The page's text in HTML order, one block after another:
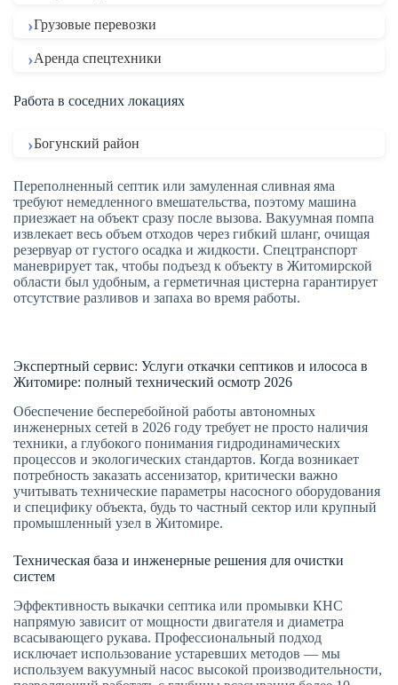
Грузовые перевозки
Аренда спецтехники
Работа в соседних локациях
Богунский район
Переполненный септик или замуленная сливная яма
требуют немедленного вмешательства, поэтому машина
приезжает на объект сразу после вызова. Вакуумная помпа
извлекает весь объем отходов через гибкий шланг, очищая
резервуар от густого осадка и жидкости. Спецтранспорт
маневрирует так, чтобы подъезд к объекту в Житомирской
области был удобным, а герметичная цистерна гарантирует
отсутствие разливов и запаха во время работы.
Экспертный сервис: Услуги откачки септиков и илососа в
Житомире: полный технический осмотр 2026
Обеспечение бесперебойной работы автономных
инженерных сетей в 2026 году требует не просто наличия
техники, а глубокого понимания гидродинамических
процессов и экологических стандартов. Когда возникает
потребность заказать ассенизатор, критически важно
учитывать технические параметры насосного оборудования
и специфику объекта, будь то частный сектор или крупный
промышленный узел в Житомире.
Техническая база и инженерные решения для очистки
систем
Эффективность выкачки септика или промывки КНС
напрямую зависит от мощности двигателя и диаметра
всасывающего рукава. Профессиональный подход
исключает использование устаревших методов — мы
используем вакуумный насос высокой производительности,